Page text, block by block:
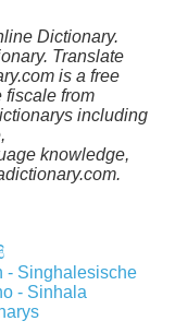
Dictionary.
Translate
is a free
fiscale from
including
knowledge,
- Singhalesische
- Sinhala